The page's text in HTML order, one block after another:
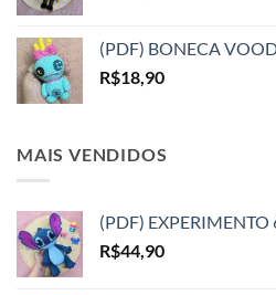
(PDF) BONECA
R$18,90
MAIS VENDIDOS
(PDF) EXPERIMENTO
R$44,90